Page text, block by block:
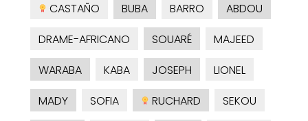
CASTAÑO
BUBA BARRO
ABDOU
DRAME-AFRICANO
SOUARÉ
MAJEED
WARABA
KABA JOSEPH
LIONEL
MADY
SOFIA RUCHARD
SEKOU